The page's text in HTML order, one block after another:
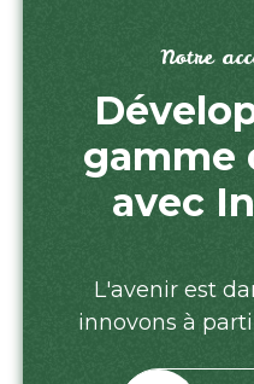
Notre
gamme
avec
L'avenir est
innovons à